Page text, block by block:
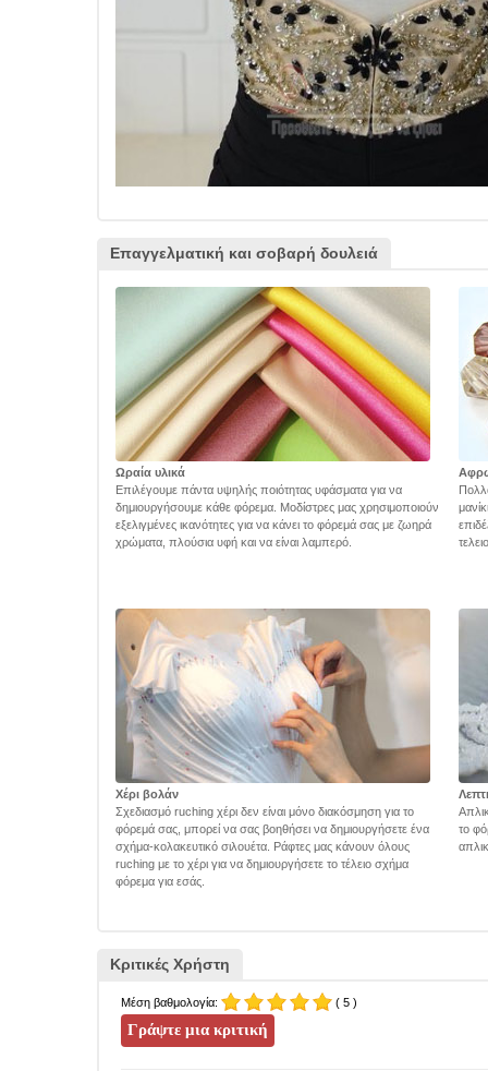
Επαγγελματική και σοβαρή δουλειά
Ωραία υλικά
Επιλέγουμε πάντα υψηλής ποιότητας υφάσματα για να
δημιουργήσουμε κάθε φόρεμα. Μοδίστρες μας χρησιμοποιούν
εξελιγμένες ικανότητες για να κάνει το φόρεμά σας με ζωηρά
χρώματα, πλούσια υφή και να είναι λαμπερό.
Χέρι βολάν
Σχεδιασμό ruching χέρι δεν είναι μόνο διακόσμηση για το
φόρεμά σας, μπορεί να σας βοηθήσει να δημιουργήσετε ένα
σχήμα-κολακευτικό σιλουέτα. Ράφτες μας κάνουν όλους
ruching με το χέρι για να δημιουργήσετε το τέλειο σχήμα
φόρεμα για εσάς.
το
Κριτικές Χρήστη
Μέση βαθμολογία: ( 5 )